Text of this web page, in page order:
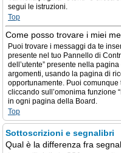
segui le istruzioni.
Top
Come posso trovare i miei
Puoi trovare i messaggi da te
presente nel tuo Pannello di
dell’utente” presente nella
argomenti, usando la pagina di
opportunamente. Puoi
cliccando sull’omonima funzione
in ogni pagina della Board.
Top
Sottoscrizioni e segnalibri
Qual è la differenza fra